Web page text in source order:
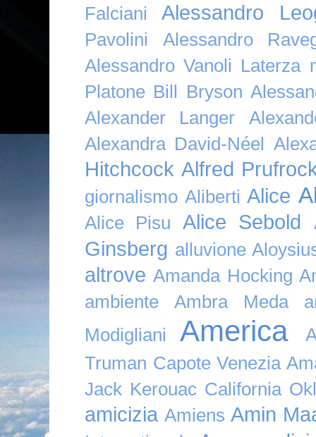
Falciani
Alessandro
Pavolini
Alessandro
Alessandro Vanoli Laterza
Platone Bill Bryson
Alexander Langer
Alexandra David-Néel
Hitchcock Alfred
giornalismo Aliberti Alice
Alice Pisu Alice Sebold
Ginsberg alluvione
altrove Amanda Hocking
ambiente
Ambra Meda
Modigliani
America
Truman Capote Venezia
Jack Kerouac California
amicizia Amiens Amin